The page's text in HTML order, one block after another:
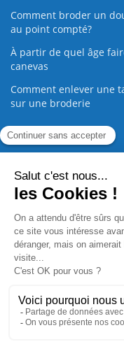
Comment broder un
au point compté?
À partir de quel âge
canevas
Comment enlever une
sur une broderie
Guide de la Broderie
Commande Papier
2008 - 2026 ©